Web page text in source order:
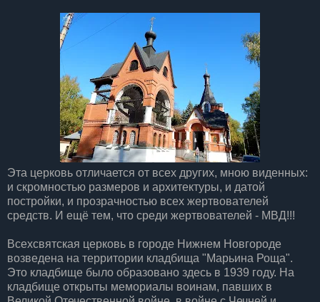
Эта церковь отличается от всех других, мною виденных:
и скромностью размеров и архитектуры, и датой
постройки, и прозрачностью всех жертвователей
средств. И ещё тем, что среди жертвователей - МВД!!!
Всехсвятская церковь в городе Нижнем Новгороде
возведена на территории кладбища "Марьина Роща".
Это кладбище было образовано здесь в 1939 году. На
кладбище открыты мемориалы воинам, павших в